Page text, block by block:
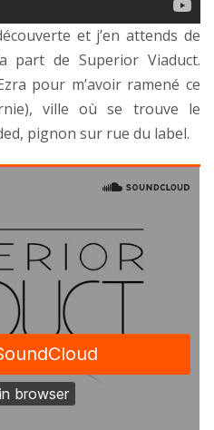
et j’en attends de
part de Superior Viaduct.
pour m’avoir ramené ce
ville où se trouve le
pignon sur rue du label.